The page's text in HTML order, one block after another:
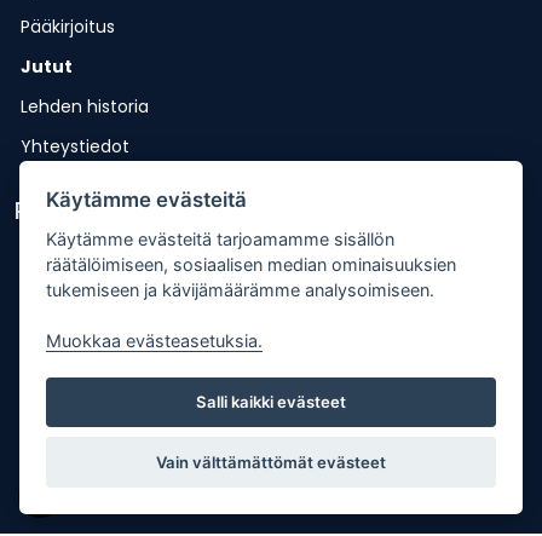
Pääkirjoitus
Jutut
Lehden historia
Yhteystiedot
Pikalinkit
Lähetä uutisvinkki
Kopiointiohje
Mediakortti
Tilaa lehti
Osoitteenmuutos
Käytämme evästeitä
Käytämme evästeitä tarjoamamme sisällön
räätälöimiseen, sosiaalisen median ominaisuuksien
tukemiseen ja kävijämäärämme analysoimiseen.
Muokkaa evästeasetuksia.
Salli kaikki evästeet
Vain välttämättömät evästeet